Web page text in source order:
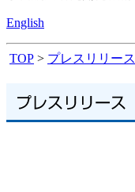
English
TOP > プレスリリース